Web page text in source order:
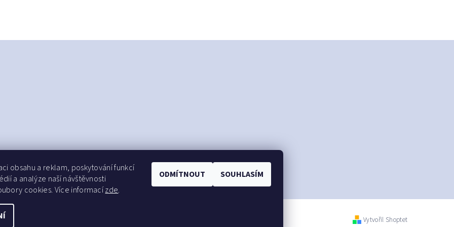
Vytvořil Shoptet
obsahu a reklam, poskytování funkcí
a analýze naší návštěvnosti
cookies. Více informacízde.
ODMÍTNOUT SOUHLASÍM